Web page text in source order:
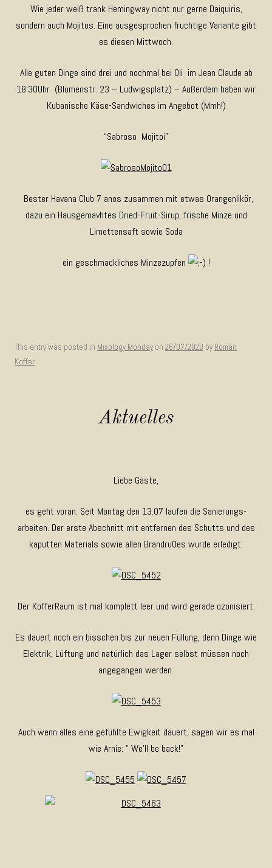
Wie jeder weiß trank Hemingway nicht nur gerne Daiquiris,
sondern auch Mojitos. Eine ausgesprochen fruchtige Variante gibt
es diesen Mittwoch.
Alle guten Dinge sind drei und nochmal bei Oli im Jean Claude ab
18:30Uhr (Blumenstr. 23 – Ludwigsplatz) – Außerdem haben wir
Kubanische Käse-Sandwiches im Angebot (Mmh!)
“Sabroso Mojitoi”
Bester Havana Club 7 anos zusammen mit etwas Orangenlikör,
dazu ein Hausgemavhtes Dried-Fruit-Sirup, frische Minze und
Limettensaft sowie Soda
ein geschmackliches Minzezupfen !
This entry was posted in Mixology Monday on 26/07/2020 by Roman
Koffer.
Aktuelles
Liebe Gäste,
es geht voran. Seit Montag den 13.07 laufen die Sanierungs-
arbeiten. Der erste Abschnitt mit entfernen des Schutts und des
kaputten Materials sowie allen Brandru0es wurde erledigt.
Der KofferRaum ist mal komplett leer und wird gerade ozonisiert.
Es dauert noch ein bisschen bis zur neuen Füllung, denn Dinge wie
Elektrik, Lüftung und natürlich das Lager selbst müssen noch
angegangen werden.
Auch wenn alles eine gefühlte Ewigkeit dauert, sagen wir es mal
wie Arnie: ” We’ll be back!”